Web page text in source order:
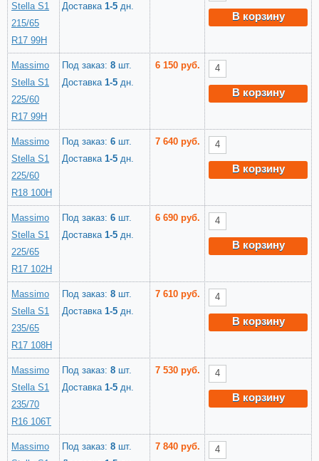
Stella S1
215/65
R17 99H
Доставка 1-5 дн.
В корзину
Massimo
Stella S1
225/60
R17 99H
Под заказ: 8 шт.
Доставка 1-5 дн.
6 150 руб.
В корзину
Massimo
Stella S1
225/60
R18 100H
Под заказ: 6 шт.
Доставка 1-5 дн.
7 640 руб.
В корзину
Massimo
Stella S1
225/65
R17 102H
Под заказ: 6 шт.
Доставка 1-5 дн.
6 690 руб.
В корзину
Massimo
Stella S1
235/65
R17 108H
Под заказ: 8 шт.
Доставка 1-5 дн.
7 610 руб.
В корзину
Massimo
Stella S1
235/70
R16 106T
Под заказ: 8 шт.
Доставка 1-5 дн.
7 530 руб.
В корзину
Massimo
Под заказ: 8 шт.
7 840 руб.